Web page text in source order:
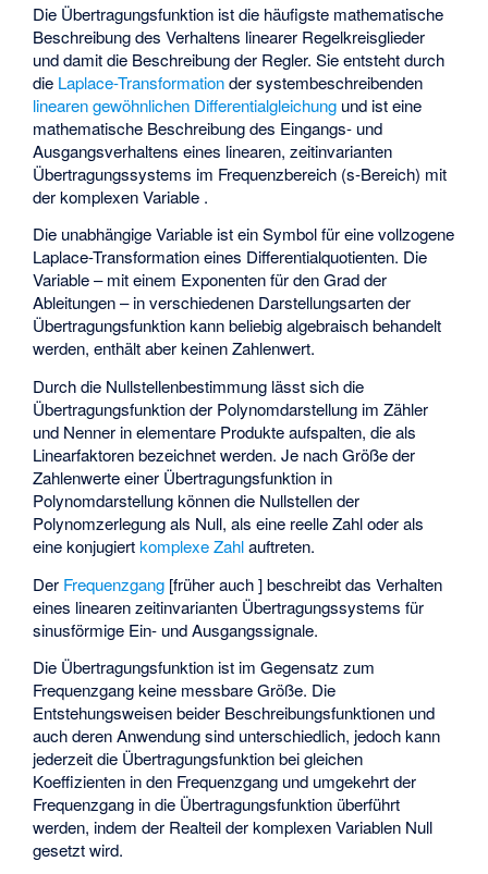
Die Übertragungsfunktion ist die häufigste mathematische
Beschreibung des Verhaltens linearer Regelkreisglieder
und damit die Beschreibung der Regler. Sie entsteht durch
die Laplace-Transformationder systembeschreibenden
linearen gewöhnlichen Differentialgleichung und ist eine
mathematische Beschreibung des Eingangs- und
Ausgangsverhaltens eines linearen, zeitinvarianten
Übertragungssystems im Frequenzbereich (s-Bereich) mit
der komplexen Variable .
Die unabhängige Variable ist ein Symbol für eine vollzogene
Laplace-Transformation eines Differentialquotienten. Die
Variable– mit einem Exponenten für den Grad der
Ableitungen – in verschiedenen Darstellungsarten der
Übertragungsfunktion kann beliebig algebraisch behandelt
werden, enthält aber keinen Zahlenwert.
Durch die Nullstellenbestimmung lässt sich die
Übertragungsfunktion der Polynomdarstellung im Zähler
und Nenner in elementare Produkte aufspalten, die als
Linearfaktoren bezeichnet werden. Je nach Größe der
Zahlenwerte einer Übertragungsfunktion in
Polynomdarstellung können die Nullstellen der
Polynomzerlegung als Null, als eine reelle Zahl oder als
eine konjugiertkomplexe Zahlauftreten.
Der Frequenzgang [früher auch] beschreibt das Verhalten
eines linearen zeitinvarianten Übertragungssystems für
sinusförmige Ein- und Ausgangssignale.
Die Übertragungsfunktion ist im Gegensatz zum
Frequenzgangkeine messbare Größe. Die
Entstehungsweisen beider Beschreibungsfunktionen und
auch deren Anwendung sind unterschiedlich, jedoch kann
jederzeit die Übertragungsfunktion bei gleichen
Koeffizienten in den Frequenzgang und umgekehrt der
Frequenzgang in die Übertragungsfunktion überführt
werden, indem der Realteil der komplexen Variablen Null
gesetzt wird.